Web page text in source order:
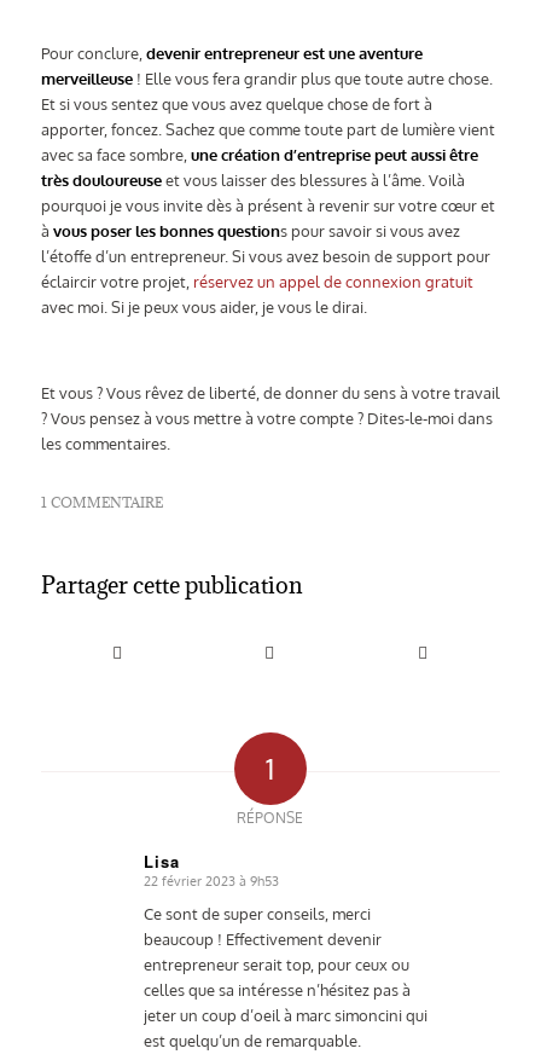
Pour conclure, devenir entrepreneur est une aventure
merveilleuse! Elle vous fera grandir plus que toute autre chose.
Et si vous sentez que vous avez quelque chose de fort à
apporter, foncez. Sachez que comme toute part de lumière vient
avec sa face sombre, une création d’entreprise peut aussi être
très douloureuseet vous laisser des blessures à l’âme. Voilà
pourquoi je vous invite dès à présent à revenir sur votre cœur et
à vous poser les bonnes questions pour savoir si vous avez
l’étoffe d’un entrepreneur. Si vous avez besoin de support pour
éclaircir votre projet, réservez un appel de connexion gratuit
avec moi. Si je peux vous aider, je vous le dirai.
Et vous ? Vous rêvez de liberté, de donner du sens à votre travail
? Vous pensez à vous mettre à votre compte ? Dites-le-moi dans
les commentaires.
1 COMMENTAIRE
Partager cette publication
1
RÉPONSE
Lisa
dit
22 février 2023 à 9h53
Ce sont de super conseils, merci
beaucoup ! Effectivement devenir
entrepreneur serait top, pour ceux ou
celles que sa intéresse n’hésitez pas à
jeter un coup d’oeil à marc simoncini qui
est quelqu’un de remarquable.